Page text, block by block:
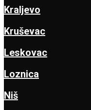
Kraljevo
Kruševac
Leskovac
Loznica
Niš